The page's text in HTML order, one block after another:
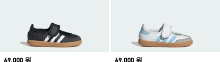
Price
69,000 원
Price
69,000 원